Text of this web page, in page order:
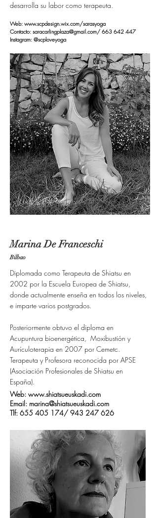
desarrolla su labor como terapeuta.
Web: www.scpdesign.wix.com/sarasyoga
Contacto: saracarlingplaza@gmail.com/ 663 642 447
Instagram: @scploveyoga
Marina De Franceschi
Bilbao
Diplomada como Terapeuta de Shiatsu en
2002 por la Escuela Europea de Shiatsu,
donde actualmente enseña en todos los niveles,
e imparte varios postgrados.
Posteriormente obtuvo el diploma en
Acupuntura bioenergética, Moxibustión y
Aurículoterapia en 2007 por Cemetc.
Terapeuta y Profesora reconocida por APSE
(Asociación Profesionales de Shiatsu en
España).
Web: www.shiatsueuskadi.com
Email: marina@shiatsueuskadi.com
Tlf: 655 405 174/ 943 247 626